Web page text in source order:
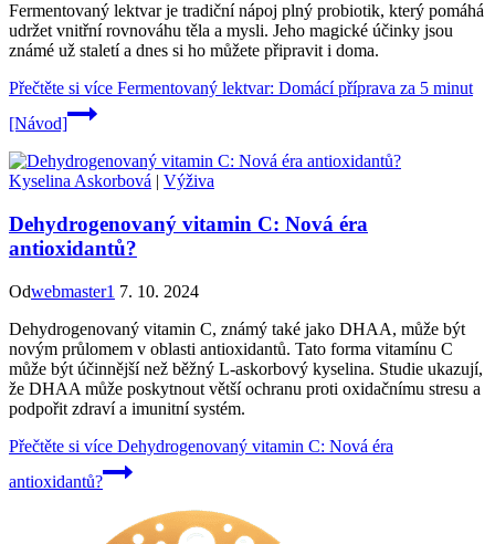
Fermentovaný lektvar je tradiční nápoj plný probiotik, který pomáhá
udržet vnitřní rovnováhu těla a mysli. Jeho magické účinky jsou
známé už staletí a dnes si ho můžete připravit i doma.
Přečtěte si více Fermentovaný lektvar: Domácí příprava za 5 minut
[Návod]
Kyselina Askorbová | Výživa
Dehydrogenovaný vitamin C: Nová éra
antioxidantů?
Odwebmaster1 7. 10. 2024
Dehydrogenovaný vitamin C, známý také jako DHAA, může být
novým průlomem v oblasti antioxidantů. Tato forma vitamínu C
může být účinnější než běžný L-askorbový kyselina. Studie ukazují,
že DHAA může poskytnout větší ochranu proti oxidačnímu stresu a
podpořit zdraví a imunitní systém.
Přečtěte si více Dehydrogenovaný vitamin C: Nová éra
antioxidantů?